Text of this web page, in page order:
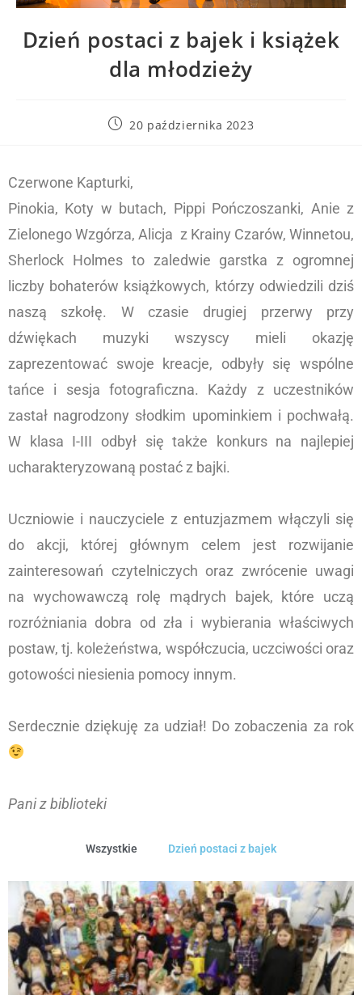
Dzień postaci z bajek i książek
dla młodzieży
20 października 2023
Czerwone Kapturki,
Pinokia, Koty w butach, Pippi Pończoszanki, Anie z
Zielonego Wzgórza, Alicja z Krainy Czarów, Winnetou,
Sherlock Holmes to zaledwie garstka z ogromnej
liczby bohaterów książkowych, którzy odwiedzili dziś
naszą szkołę. W czasie drugiej przerwy przy
dźwiękach muzyki wszyscy mieli okazję
zaprezentować swoje kreacje, odbyły się wspólne
tańce i sesja fotograficzna. Każdy z uczestników
zastał nagrodzony słodkim upominkiem i pochwałą.
W klasa I-III odbył się także konkurs na najlepiej
ucharakteryzowaną postać z bajki.
Uczniowie i nauczyciele z entuzjazmem włączyli się
do akcji, której głównym celem jest rozwijanie
zainteresowań czytelniczych oraz zwrócenie uwagi
na wychowawczą rolę mądrych bajek, które uczą
rozróżniania dobra od zła i wybierania właściwych
postaw, tj. koleżeństwa, współczucia, uczciwości oraz
gotowości niesienia pomocy innym.
Serdecznie dziękuję za udział! Do zobaczenia za rok
Pani z biblioteki
Wszystkie Dzień postaci z bajek